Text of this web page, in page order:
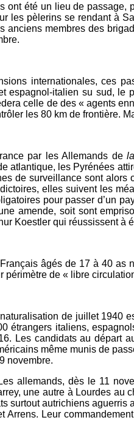
ont été un lieu de
les pèlerins se rendant à
anciens membres des
internationales, ces
espagnol-italien su sud,
celle de des « agents
les 80 km de frontière.
par les Allemands de
atlantique, les Pyrénées
de surveillance sont
elles suivent les
pour passer d’un
amende, soit sont
Koestler qui réussissent à
âgés de 17 à 40 as
périmètre de « libre
de juillet 1940
étrangers italiens,
Les candidats au départ
même munis de
novembre.
Les allemands, dès le 11
une autre à Lourdes
surtout autrichiens
Arrens. Leur